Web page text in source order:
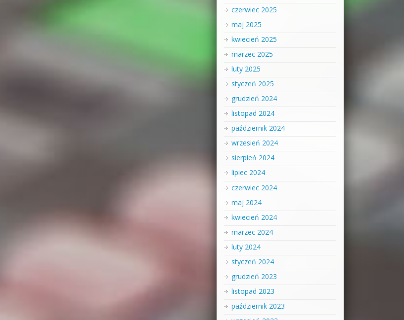
czerwiec 2025
maj 2025
kwiecień 2025
marzec 2025
luty 2025
styczeń 2025
grudzień 2024
listopad 2024
październik 2024
wrzesień 2024
sierpień 2024
lipiec 2024
czerwiec 2024
maj 2024
kwiecień 2024
marzec 2024
luty 2024
styczeń 2024
grudzień 2023
listopad 2023
październik 2023